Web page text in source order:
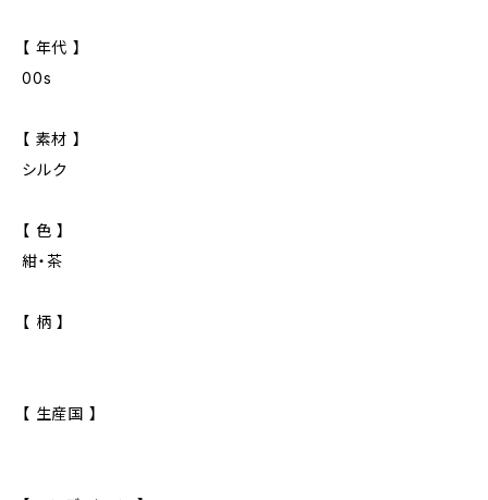
【 年代 】
00s
【 素材 】
シルク
【 色 】
紺・茶
【 柄 】
【 生産国 】